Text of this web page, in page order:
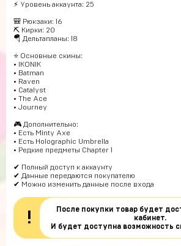
⚡ Уровень аккаунта: 25
🎒 Рюкзаки: 16
⛏ Кирки: 20
🪂 Дельтапланы: 18
⭐ Основные скины:
• IKONIK
• Batman
• Raven
• Catalyst
• The Ace
• Journey
🎮 Дополнительно:
• Есть Minty Axe
• Есть Holographic Umbrella
• Редкие предметы Chapter 1
✔ Полный доступ к аккаунту
✔ Данные передаются покупателю
✔ Можно изменить данные после входа
!
После покупки товар будет
кабинет.
И будет доступна возможность